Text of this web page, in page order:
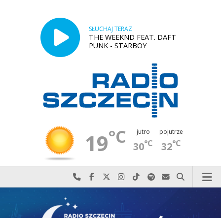
SŁUCHAJ TERAZ
THE WEEKND FEAT. DAFT
PUNK - STARBOY
19°C jutro
30°C
pojutrze
32°C
Najlepiej po prostu do nas zadzwoń
Odwiedź nas na Facebook-u
Odwiedź nas na X
Odwiedź nas na Instagram-ie
Odwiedź nas na TikTok-u
Szukaj nas na Spotify
Wyślij do nas
Szukaj